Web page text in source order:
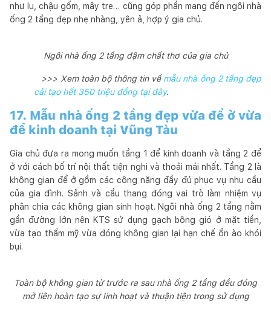
như lu, chậu gốm, mây tre… cũng góp phần mang đến ngôi nhà
ống 2 tầng đẹp nhẹ nhàng, yên ả, hợp ý gia chủ.
Ngôi nhà ống 2 tầng đậm chất thơ của gia chủ
>>> Xem toàn bộ thông tin vềmẫu nhà ống 2 tầng đẹp
cải tạo hết 350 triệu đồng tại đây.
17. Mẫu nhà ống 2 tầng đẹp vừa để ở vừa
để kinh doanh tại Vũng Tàu
Gia chủ đưa ra mong muốn tầng 1 để kinh doanh và tầng 2 để
ở với cách bố trí nội thất tiện nghi và thoải mái nhất. Tầng 2 là
không gian để ở gồm các công năng đầy đủ phục vụ nhu cầu
của gia đình. Sảnh và cầu thang đóng vai trò làm nhiệm vụ
phân chia các không gian sinh hoạt. Ngôi nhà ống 2 tầng nằm
gần đường lớn nên KTS sử dụng gạch bông gió ở mặt tiền,
vừa tạo thẩm mỹ vừa đóng không gian lại hạn chế ồn ào khói
bụi.
Toàn bộ không gian từ trước ra sau nhà ống 2 tầng đều đóng
mở liên hoàn tạo sự linh hoạt và thuận tiện trong sử dụng